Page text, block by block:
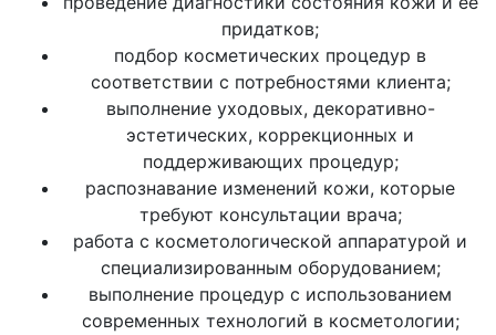
придатков;
подбор косметических процедур в
соответствии с потребностями клиента;
выполнение уходовых, декоративно-
эстетических, коррекционных и
поддерживающих процедур;
распознавание изменений кожи, которые
требуют консультации врача;
работа с косметологической аппаратурой и
специализированным оборудованием;
выполнение процедур с использованием
современных технологий в косметологии;